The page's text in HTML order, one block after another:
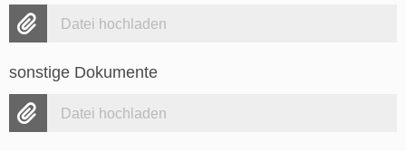
Datei hochladen
sonstige Dokumente
Datei hochladen